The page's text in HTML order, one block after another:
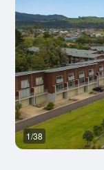
1/38